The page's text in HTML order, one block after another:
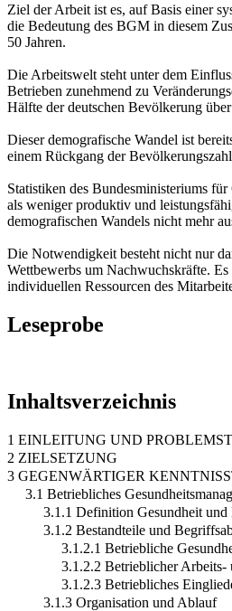
Ziel der Arbeit ist es, auf Basis einer
die Bedeutung des BGM in diesem
50 Jahren.
Die Arbeitswelt steht unter dem
Betrieben zunehmend zu
Hälfte der deutschen Bevölkerung
Dieser demografische Wandel ist
einem Rückgang der
Statistiken des Bundesministeriums
als weniger produktiv und
demografischen Wandels nicht mehr
Die Notwendigkeit besteht nicht nur
Wettbewerbs um Nachwuchskräfte.
individuellen Ressourcen des
Leseprobe
Inhaltsverzeichnis
1 EINLEITUNG UND
2 ZIELSETZUNG
3 GEGENWÄRTIGER
3.1 Betriebliches
3.1.1 Definition Gesundheit
3.1.2 Bestandteile und
3.1.2.1 Betriebliche
3.1.2.2 Betrieblicher Arbeits-
3.1.2.3 Betriebliches
3.1.3 Organisation und Ablauf